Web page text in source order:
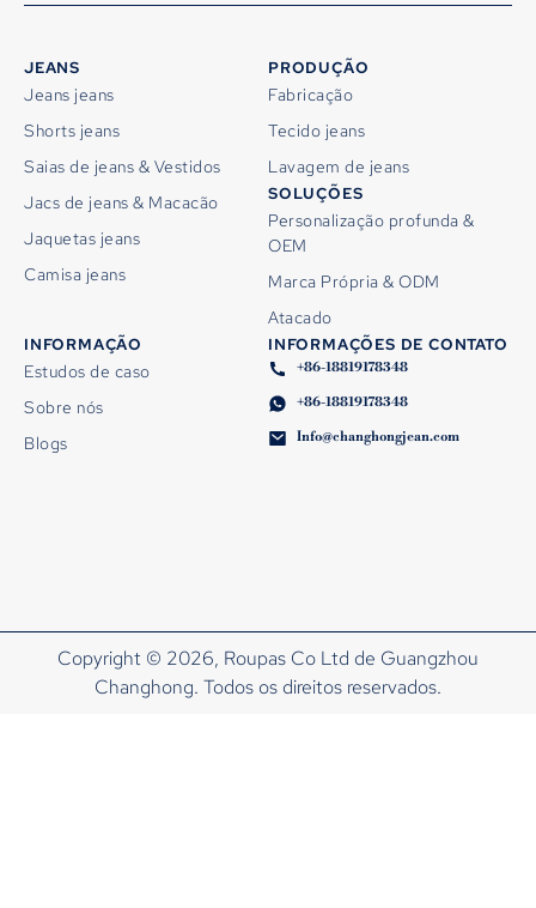
JEANS
Jeans jeans
Shorts jeans
Saias de jeans & Vestidos
Jacs de jeans & Macacão
Jaquetas jeans
Camisa jeans
PRODUÇÃO
Fabricação
Tecido jeans
Lavagem de jeans
SOLUÇÕES
Personalização profunda &
OEM
Marca Própria & ODM
Atacado
INFORMAÇÃO
Estudos de caso
Sobre nós
Blogs
INFORMAÇÕES DE CONTATO
+86-18819178348
+86-18819178348
Info@changhongjean.com
Copyright © 2026, Roupas Co Ltd de Guangzhou
Changhong. Todos os direitos reservados.